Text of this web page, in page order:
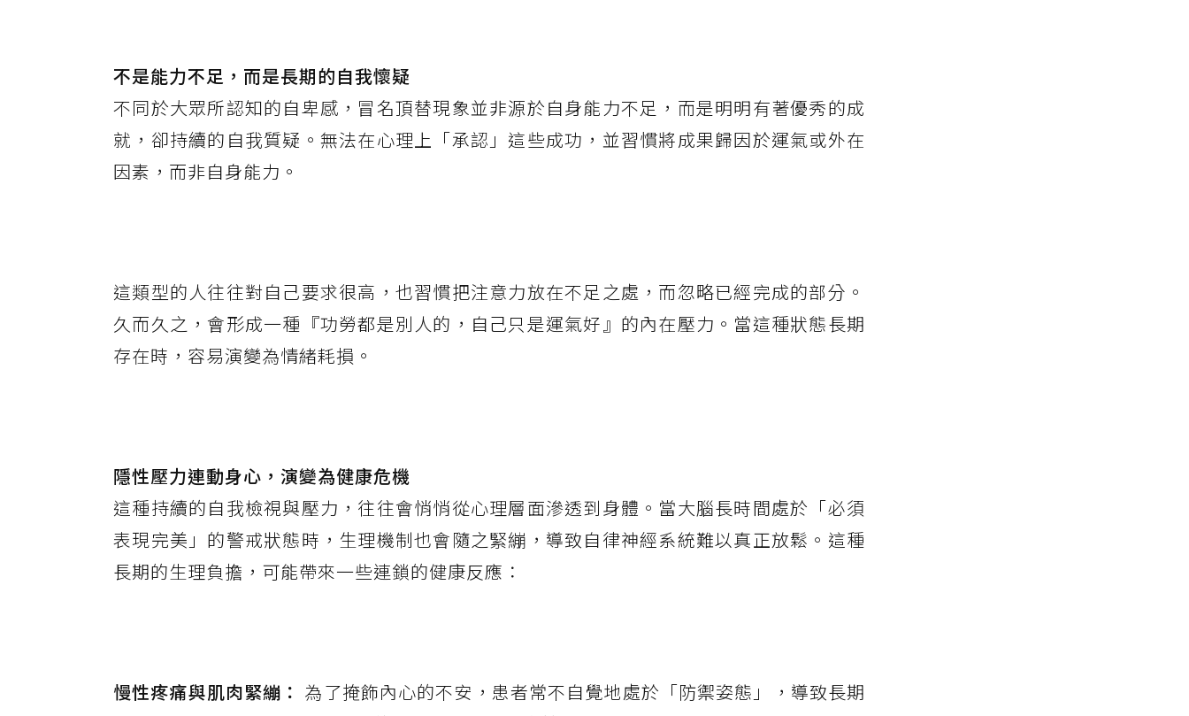
不是能力不足，而是長期的自我懷疑
不同於大眾所認知的自卑感，冒名頂替現象並非源於自身能力不足，而是明明有著優秀的成
就，卻持續的自我質疑。無法在心理上「承認」這些成功，並習慣將成果歸因於運氣或外在
因素，而非自身能力。
這類型的人往往對自己要求很高，也習慣把注意力放在不足之處，而忽略已經完成的部分。
久而久之，會形成一種『功勞都是別人的，自己只是運氣好』的內在壓力。當這種狀態長期
存在時，容易演變為情緒耗損。
隱性壓力連動身心，演變為健康危機
這種持續的自我檢視與壓力，往往會悄悄從心理層面滲透到身體。當大腦長時間處於「必須
表現完美」的警戒狀態時，生理機制也會隨之緊繃，導致自律神經系統難以真正放鬆。這種
長期的生理負擔，可能帶來一些連鎖的健康反應：
慢性疼痛與肌肉緊繃： 為了掩飾內心的不安，患者常不自覺地處於「防禦姿態」，導致長期